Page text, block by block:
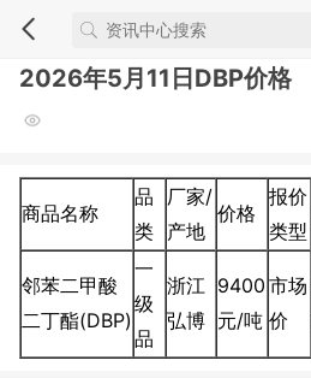
2026年5月11日DBP价格
商品名称
品
类
厂家/
产地
价格
报价
类型
邻苯二甲酸
二丁酯(DBP)
一
级
品
浙江
弘博
9400
元/吨
市场
价